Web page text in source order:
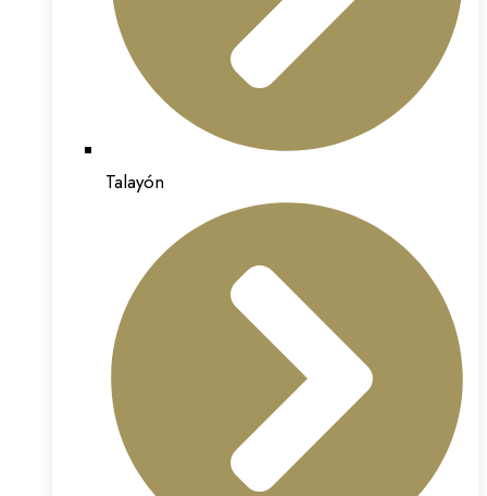
Talayón